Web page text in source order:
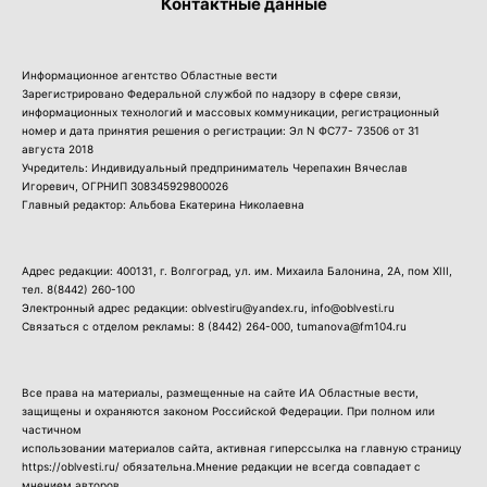
Информационное агентство Областные вести
Зарегистрировано Федеральной службой по надзору в сфере связи,
информационных технологий и массовых коммуникации, регистрационный
номер и дата принятия решения о регистрации: Эл N ФС77- 73506 от 31
августа 2018
Учредитель: Индивидуальный предприниматель Черепахин Вячеслав
Игоревич, ОГРНИП 308345929800026
Главный редактор: Альбова Екатерина Николаевна
Адрес редакции: 400131, г. Волгоград, ул. им. Михаила Балонина, 2А, пом XIII,
тел. 8(8442) 260-100
Электронный адрес редакции: oblvestiru@yandex.ru, info@oblvesti.ru
Связаться с отделом рекламы: 8 (8442) 264-000 , tumanova@fm104.ru
Все права на материалы, размещенные на сайте ИА Областные вести,
защищены и охраняются законом Российской Федерации. При полном или
частичном
использовании материалов сайта, активная гиперссылка на главную страницу
https://oblvesti.ru/ обязательна.Мнение редакции не всегда совпадает с
мнением авторов.